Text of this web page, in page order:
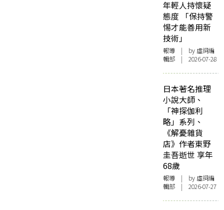
年輕人持懷疑
態度 「保持警
惕才能善用新
技術」
報導 | by 虛詞編
輯部 | 2026-07-28
日本著名推理
小說大師、
「神探伽利
略」系列、
《解憂雜貨
店》作者東野
圭吾逝世 享年
68歲
報導 | by 虛詞編
輯部 | 2026-07-27